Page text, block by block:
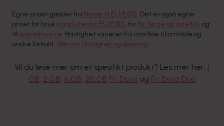
Egne priser gjelder fra Norge til EU/EØS. Det er også egne
priser for bruk i land utenfor EU/EØS, forfly, ferge og satellitt, og
til spesialnumre. Hastighet varierer fra område til område og
andre forhold. Mer om hastighet og dekning.
Vil du lese mer om et spesifikt produkt? Les mer her: 1
GB, 2 GB, 6 GB, 20 GB Fri Data og Fri Data Duo